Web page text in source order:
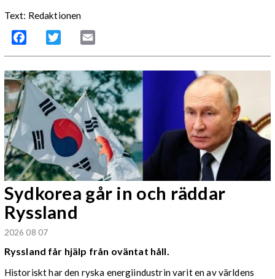
Text: Redaktionen
Facebook Twitter
Sydkorea går in och räddar
Ryssland
2026 08 07
Ryssland får hjälp från oväntat håll.
Historiskt har den ryska energiindustrin varit en av världens